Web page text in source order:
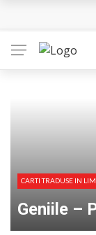
Bolla – O
CARTI TRADUSE IN
Geniile –